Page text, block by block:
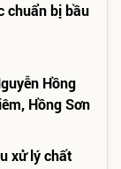
chuẩn bị bầu
Hồng
Hồng Sơn
xử lý chất